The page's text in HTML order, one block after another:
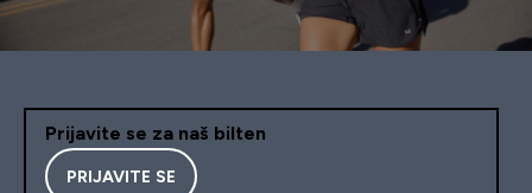
Prijavite se za naš bilten
PRIJAVITE SE